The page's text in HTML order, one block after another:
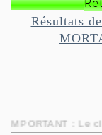
Résultats
IMPORTANT : Le